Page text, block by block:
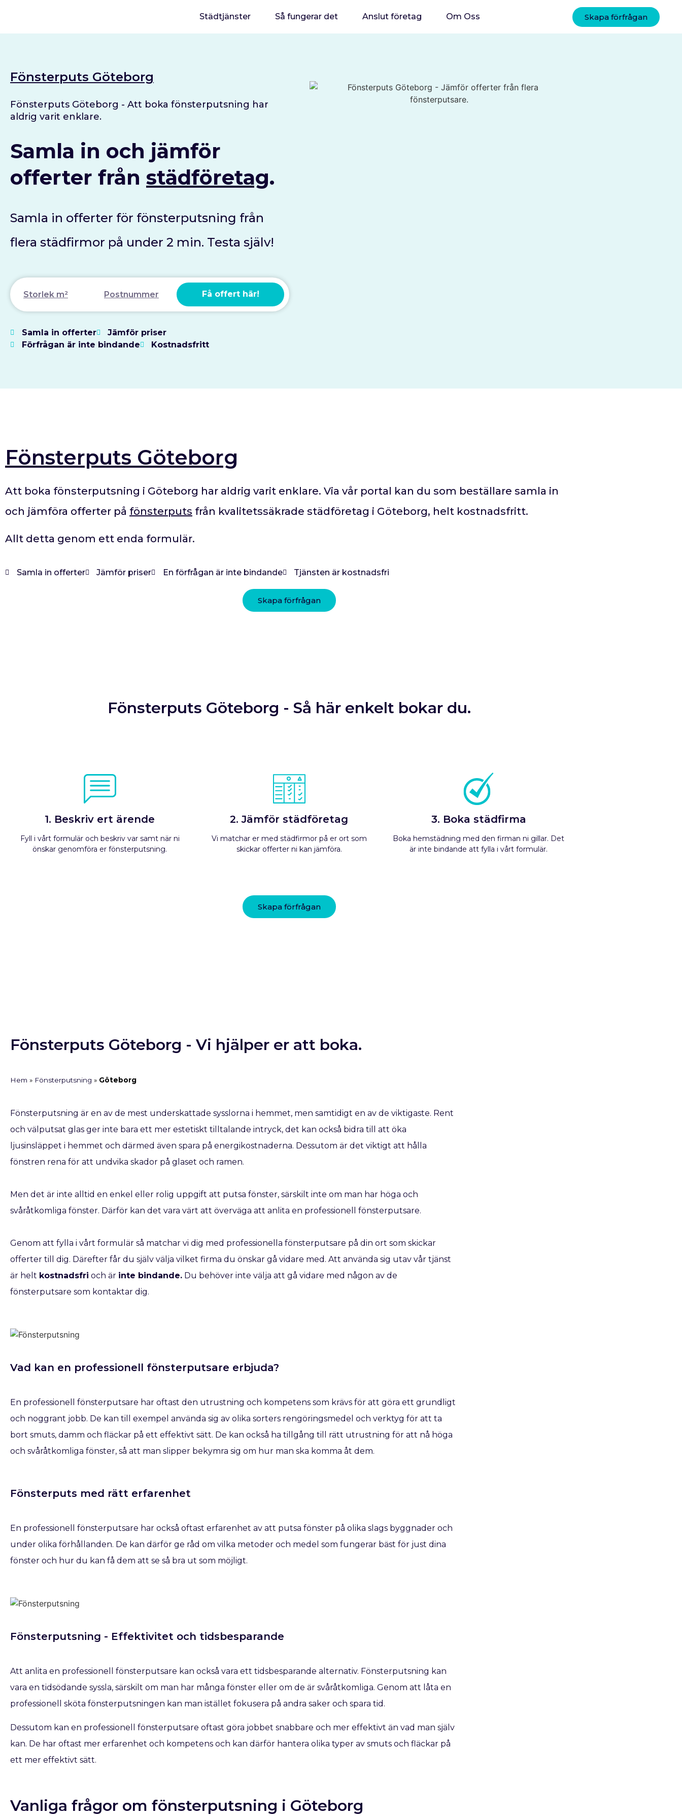
Städtjänster Så fungerar det Anslut företag Om Oss Skapa förfrågan
Fönsterputs Göteborg
Fönsterputs Göteborg - Att boka fönsterputsning har
aldrig varit enklare.
Samla in och jämför
offerter från städföretag.
Samla in offerter för fönsterputsning från
flera städfirmor på under 2 min. Testa själv!
Få offert här!
Samla in offerter
Jämför priser
Förfrågan är inte bindande
Kostnadsfritt
Fönsterputs Göteborg
Att boka fönsterputsning i Göteborg har aldrig varit enklare. Via vår portal kan du som beställare samla in
och jämföra offerter på fönsterputs från kvalitetssäkrade städföretag i Göteborg, helt kostnadsfritt.
Allt detta genom ett enda formulär.
Samla in offerter Jämför priser En förfrågan är inte bindande Tjänsten är kostnadsfri
Skapa förfrågan
Fönsterputs Göteborg - Så här enkelt bokar du.
1. Beskriv ert ärende
Fyll i vårt formulär och beskriv var samt när ni
önskar genomföra er fönsterputsning.
2. Jämför städföretag
Vi matchar er med städfirmor på er ort som
skickar offerter ni kan jämföra.
3. Boka städfirma
Boka hemstädning med den firman ni gillar. Det
är inte bindande att fylla i vårt formulär.
Skapa förfrågan
Fönsterputs Göteborg - Vi hjälper er att boka.
Hem » Fönsterputsning » Göteborg
Fönsterputsning är en av de mest underskattade sysslorna i hemmet, men samtidigt en av de viktigaste. Rent
och välputsat glas ger inte bara ett mer estetiskt tilltalande intryck, det kan också bidra till att öka
ljusinsläppet i hemmet och därmed även spara på energikostnaderna. Dessutom är det viktigt att hålla
fönstren rena för att undvika skador på glaset och ramen.
Men det är inte alltid en enkel eller rolig uppgift att putsa fönster, särskilt inte om man har höga och
svåråtkomliga fönster. Därför kan det vara värt att överväga att anlita en professionell fönsterputsare.
Genom att fylla i vårt formulär så matchar vi dig med professionella fönsterputsare på din ort som skickar
offerter till dig. Därefter får du själv välja vilket firma du önskar gå vidare med. Att använda sig utav vår tjänst
är helt kostnadsfri och är inte bindande. Du behöver inte välja att gå vidare med någon av de
fönsterputsare som kontaktar dig.
Vad kan en professionell fönsterputsare erbjuda?
En professionell fönsterputsare har oftast den utrustning och kompetens som krävs för att göra ett grundligt
och noggrant jobb. De kan till exempel använda sig av olika sorters rengöringsmedel och verktyg för att ta
bort smuts, damm och fläckar på ett effektivt sätt. De kan också ha tillgång till rätt utrustning för att nå höga
och svåråtkomliga fönster, så att man slipper bekymra sig om hur man ska komma åt dem.
Fönsterputs med rätt erfarenhet
En professionell fönsterputsare har också oftast erfarenhet av att putsa fönster på olika slags byggnader och
under olika förhållanden. De kan därför ge råd om vilka metoder och medel som fungerar bäst för just dina
fönster och hur du kan få dem att se så bra ut som möjligt.
Fönsterputsning - Effektivitet och tidsbesparande
Att anlita en professionell fönsterputsare kan också vara ett tidsbesparande alternativ. Fönsterputsning kan
vara en tidsödande syssla, särskilt om man har många fönster eller om de är svåråtkomliga. Genom att låta en
professionell sköta fönsterputsningen kan man istället fokusera på andra saker och spara tid.
Dessutom kan en professionell fönsterputsare oftast göra jobbet snabbare och mer effektivt än vad man själv
kan. De har oftast mer erfarenhet och kompetens och kan därför hantera olika typer av smuts och fläckar på
ett mer effektivt sätt.
Vanliga frågor om fönsterputsning i Göteborg